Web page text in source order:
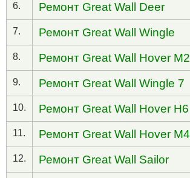
6. Ремонт Great Wall Deer
7. Ремонт Great Wall Wingle
8. Ремонт Great Wall Hover M2
9. Ремонт Great Wall Wingle 7
10. Ремонт Great Wall Hover H6
11. Ремонт Great Wall Hover M4
12. Ремонт Great Wall Sailor